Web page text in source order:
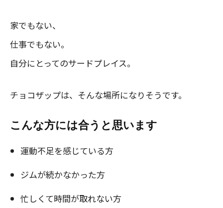
家でもない、
仕事でもない。
自分にとってのサードプレイス。
チョコザップは、そんな場所になりそうです。
こんな方には合うと思います
運動不足を感じている方
ジムが続かなかった方
忙しくて時間が取れない方